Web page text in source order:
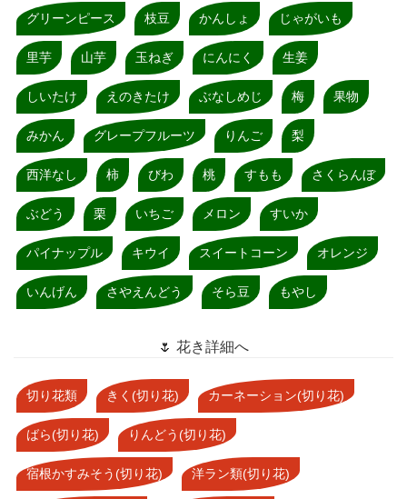
グリーンピース 枝豆 かんしょ じゃがいも
里芋 山芋 玉ねぎ にんにく 生姜
しいたけ えのきたけ ぶなしめじ 梅 果物
みかん グレープフルーツ りんご 梨
西洋なし 柿 びわ 桃 すもも さくらんぼ
ぶどう 栗 いちご メロン すいか
パイナップル キウイ スイートコーン オレンジ
いんげん さやえんどう そら豆 もやし
🌷 花き詳細へ
切り花類 きく(切り花) カーネーション(切り花)
ばら(切り花) りんどう(切り花)
宿根かすみそう(切り花) 洋ラン類(切り花)